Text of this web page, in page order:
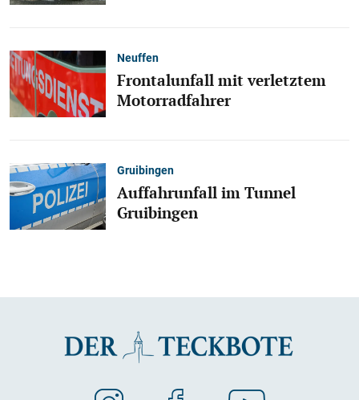
Neuffen
Frontalunfall mit verletztem
Motorradfahrer
Gruibingen
Auffahrunfall im Tunnel
Gruibingen